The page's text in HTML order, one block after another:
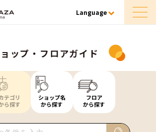
Language
ップ・フロアガイド
テゴリ
ら探す
ショップ名
から探す
フロア
から探す